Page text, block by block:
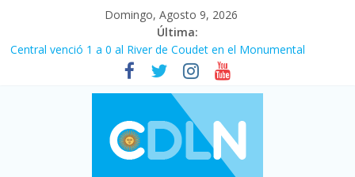
Domingo, Agosto 9, 2026
Última:
Central venció 1 a 0 al River de Coudet en el Monumental
La morosidad alcanzó su nivel más alto en dos décadas y ya
afecta a 400 mil deudores en Santa Fe
Desde que asumió Milei cerraron 41.000 kioscos: el sector
denuncia crisis como en 2001
Vacaciones de invierno con más movimiento y consumo
turístico: 4,6 millones de personas viajaron por el país, un 5,9%